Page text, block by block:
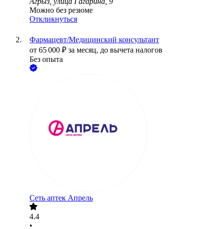
Можно без резюме
Откликнуться
Фармацевт/Медицинский консультант
от 65 000 ₽ за месяц, до вычета налогов
Без опыта
Сеть аптек Апрель
4.4
•